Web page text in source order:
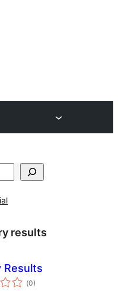
results
Results
(Totalt
antal
0)